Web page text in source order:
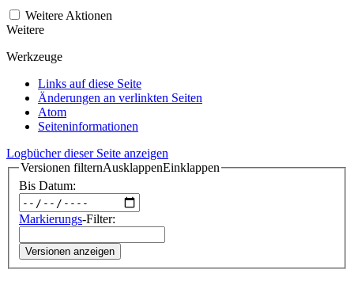
Weitere Aktionen
Weitere
Werkzeuge
Links auf diese Seite
Änderungen an verlinkten Seiten
Atom
Seiten­­informationen
Logbücher dieser Seite anzeigen
Versionen filternAusklappenEinklappen
Bis Datum:
Markierungs-Filter:
Versionen anzeigen